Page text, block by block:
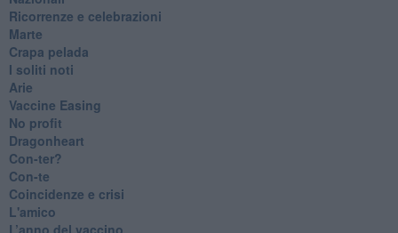
​Ricorrenze e celebrazioni
Marte
​Crapa pelada
​I soliti noti
Arie
​Vaccine Easing
No profit
Dragonheart
Con-ter?
​Con-te
Coincidenze e crisi
L'amico
​L’anno del vaccino